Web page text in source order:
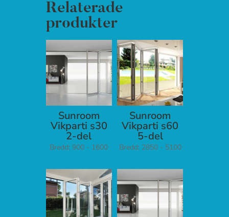
Relaterade
produkter
Sunroom
Vikparti s30
2-del
Bredd: 900 - 1600
Sunroom
Vikparti s60
5-del
Bredd: 2850 - 5100